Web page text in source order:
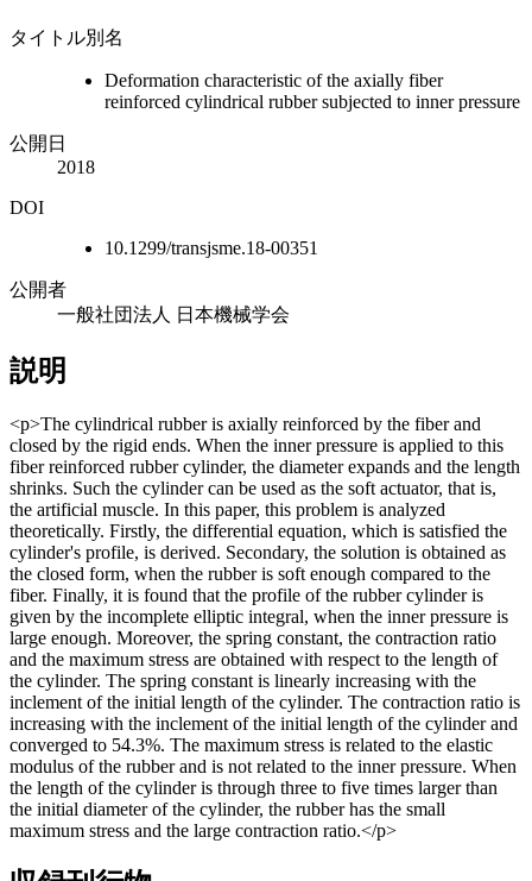
タイトル別名
Deformation characteristic of the axially fiber
reinforced cylindrical rubber subjected to inner pressure
公開日
2018
DOI
10.1299/transjsme.18-00351
公開者
一般社団法人 日本機械学会
説明
<p>The cylindrical rubber is axially reinforced by the fiber and
closed by the rigid ends. When the inner pressure is applied to this
fiber reinforced rubber cylinder, the diameter expands and the length
shrinks. Such the cylinder can be used as the soft actuator, that is,
the artificial muscle. In this paper, this problem is analyzed
theoretically. Firstly, the differential equation, which is satisfied the
cylinder's profile, is derived. Secondary, the solution is obtained as
the closed form, when the rubber is soft enough compared to the
fiber. Finally, it is found that the profile of the rubber cylinder is
given by the incomplete elliptic integral, when the inner pressure is
large enough. Moreover, the spring constant, the contraction ratio
and the maximum stress are obtained with respect to the length of
the cylinder. The spring constant is linearly increasing with the
inclement of the initial length of the cylinder. The contraction ratio is
increasing with the inclement of the initial length of the cylinder and
converged to 54.3%. The maximum stress is related to the elastic
modulus of the rubber and is not related to the inner pressure. When
the length of the cylinder is through three to five times larger than
the initial diameter of the cylinder, the rubber has the small
maximum stress and the large contraction ratio.</p>